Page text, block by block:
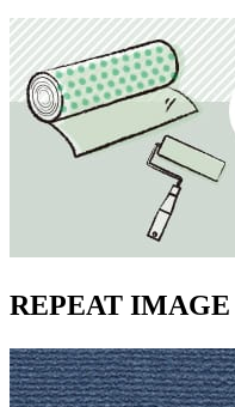
REPEAT IMAGE